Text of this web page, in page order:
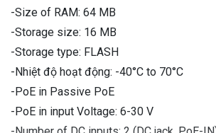
-Size of RAM: 64 MB
-Storage size: 16 MB
-Storage type: FLASH
-Nhiệt độ hoạt động: -40°C to 70°C
-PoE in Passive PoE
-PoE in input Voltage: 6-30 V